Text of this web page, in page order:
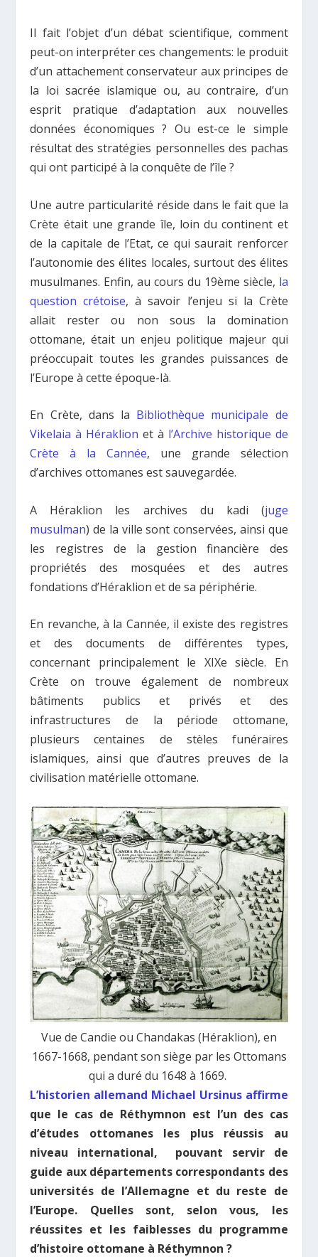
Il fait l’objet d’un débat scientifique, comment
peut-on interpréter ces changements: le produit
d’un attachement conservateur aux principes de
la loi sacrée islamique ou, au contraire, d’un
esprit pratique d’adaptation aux nouvelles
données économiques ? Ou est-ce le simple
résultat des stratégies personnelles des pachas
qui ont participé à la conquête de l’île ?
Une autre particularité réside dans le fait que la
Crète était une grande île, loin du continent et
de la capitale de l’Etat, ce qui saurait renforcer
l’autonomie des élites locales, surtout des élites
musulmanes. Enfin, au cours du 19ème siècle, la
question crétoise, à savoir l’enjeu si la Crète
allait rester ou non sous la domination
ottomane, était un enjeu politique majeur qui
préoccupait toutes les grandes puissances de
l’Europe à cette époque-là.
En Crète, dans la Bibliothèque municipale de
Vikelaia à Héraklion et à l’Archive historique de
Crète à la Cannée, une grande sélection
d’archives ottomanes est sauvegardée.
A Héraklion les archives du kadi (juge
musulman) de la ville sont conservées, ainsi que
les registres de la gestion financière des
propriétés des mosquées et des autres
fondations d’Héraklion et de sa périphérie.
En revanche, à la Cannée, il existe des registres
et des documents de différentes types,
concernant principalement le XIXe siècle. En
Crète on trouve également de nombreux
bâtiments publics et privés et des
infrastructures de la période ottomane,
plusieurs centaines de stèles funéraires
islamiques, ainsi que d’autres preuves de la
civilisation matérielle ottomane.
Vue de Candie ou Chandakas (Héraklion), en
1667-1668, pendant son siège par les Ottomans
qui a duré du 1648 à 1669.
L’historien allemand Michael Ursinus affirme
que le cas de Réthymnon est l’un des cas
d’études ottomanes les plus réussis au
niveau international, pouvant servir de
guide aux départements correspondants des
universités de l’Allemagne et du reste de
l’Europe. Quelles sont, selon vous, les
réussites et les faiblesses du programme
d’histoire ottomane à Réthymnon ?